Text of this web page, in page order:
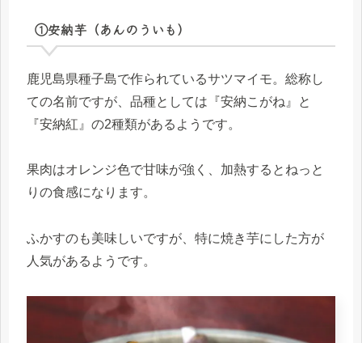
①安納芋（あんのういも）
鹿児島県種子島で作られているサツマイモ。総称し
ての名前ですが、品種としては『安納こがね』と
『安納紅』の2種類があるようです。
果肉はオレンジ色で甘味が強く、加熱するとねっと
りの食感になります。
ふかすのも美味しいですが、特に焼き芋にした方が
人気があるようです。